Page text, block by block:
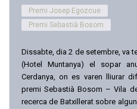
Premi Josep Egozcue
Premi Sebastià Bosom
Dissabte, dia 2 de setembre, va
(Hotel Muntanya) el sopar
Cerdanya, on es varen lliurar
premi Sebastià Bosom – Vila
recerca de Batxillerat sobre